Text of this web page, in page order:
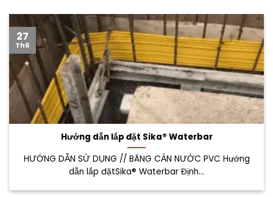
Hướng dẫn lắp đặt Sika® Waterbar
HƯỚNG DẪN SỬ DỤNG // BĂNG CẢN NƯỚC PVC Hướng
dẫn lắp đặtSika® Waterbar Định...
27
Th6